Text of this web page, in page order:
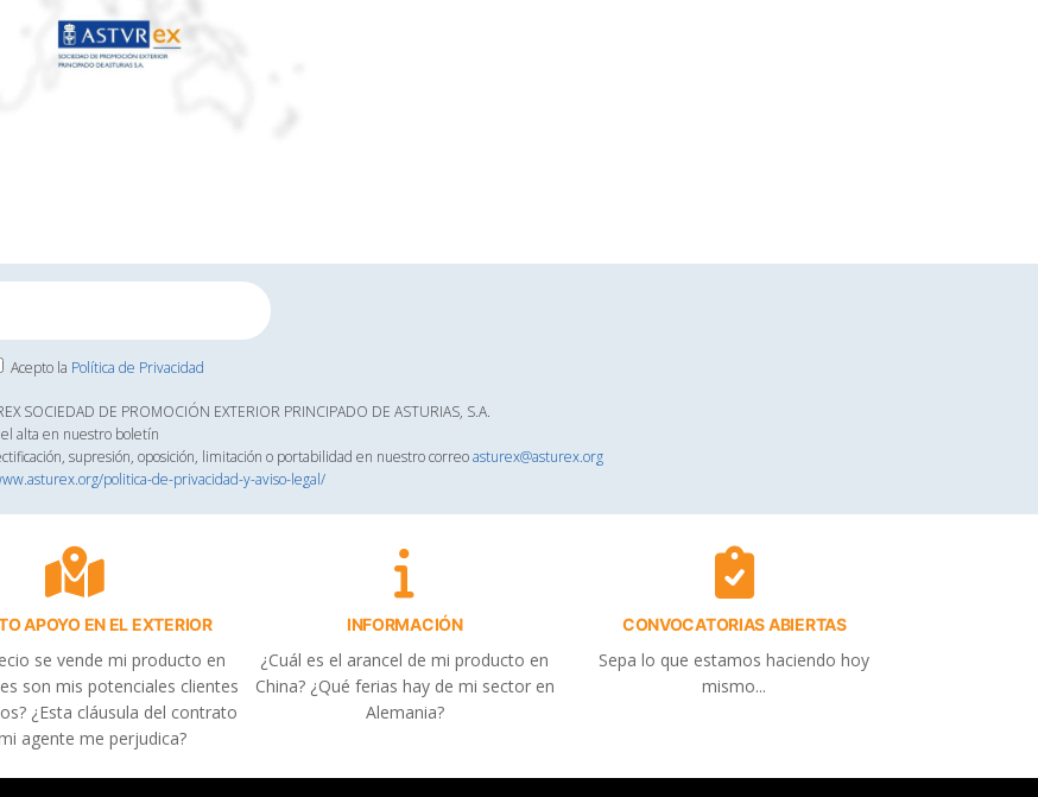
Acepto la Política de Privacidad
SOCIEDAD DE PROMOCIÓN EXTERIOR PRINCIPADO DE ASTURIAS, S.A.
alta en nuestro boletín
supresión, oposición, limitación o portabilidad en nuestro correoasturex@asturex.org
politica-de-privacidad-y-aviso-legal/
APOYO EN EL EXTERIOR
se vende mi producto en
son mis potenciales clientes
¿Esta cláusula del contrato
agente me perjudica?
INFORMACIÓN
¿Cuál es el arancel de mi producto en
China? ¿Qué ferias hay de mi sector en
Alemania?
CONVOCATORIAS ABIERTAS
Sepa lo que estamos haciendo hoy
mismo...